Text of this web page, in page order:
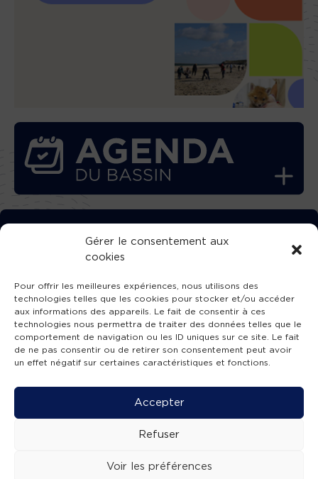
Gérer le consentement aux
cookies
Pour offrir les meilleures expériences, nous utilisons des
technologies telles que les cookies pour stocker et/ou accéder
aux informations des appareils. Le fait de consentir à ces
technologies nous permettra de traiter des données telles que le
comportement de navigation ou les ID uniques sur ce site. Le fait
de ne pas consentir ou de retirer son consentement peut avoir
un effet négatif sur certaines caractéristiques et fonctions.
Accepter
Refuser
Voir les préférences
TÉLÉCHARGEZ GRATUITEMENT
L’APPLICATION TVBA !
SUIVEZ-NOUS !
Mentions légales -Accessibilité